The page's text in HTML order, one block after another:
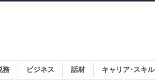
務 ビジネス 話材 キャリア･スキル